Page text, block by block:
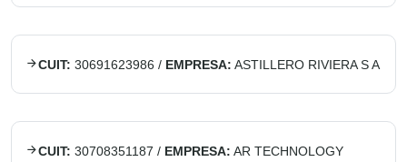
CUIT: 30691623986 / EMPRESA: ASTILLERO RIVIERA S A
CUIT: 30708351187 / EMPRESA: AR TECHNOLOGY